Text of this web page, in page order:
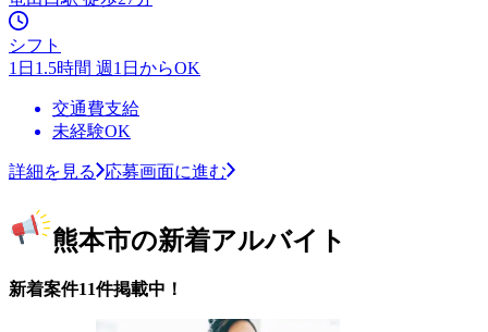
シフト
1日1.5時間 週1日からOK
交通費支給
未経験OK
詳細を見る 応募画面に進む
熊本市の新着アルバイト
新着案件11件掲載中！